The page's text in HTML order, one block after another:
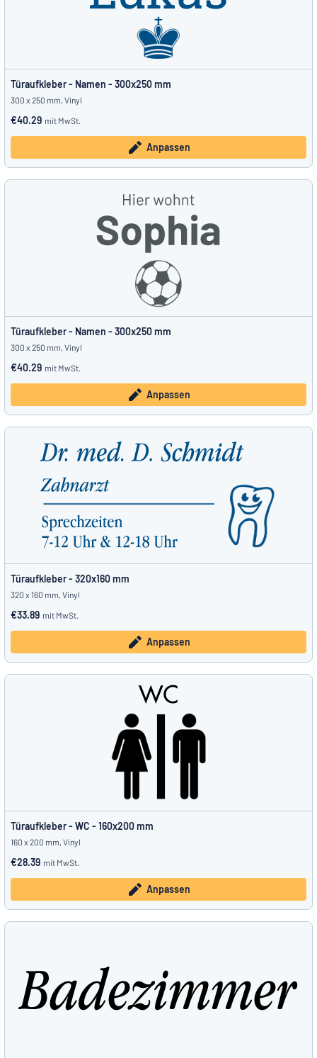
Türaufkleber - Namen - 300x250 mm
300 x 250 mm, Vinyl
€40.29 mit MwSt.
Anpassen
Türaufkleber - Namen - 300x250 mm
300 x 250 mm, Vinyl
€40.29 mit MwSt.
Anpassen
Türaufkleber - 320x160 mm
320 x 160 mm, Vinyl
€33.89 mit MwSt.
Anpassen
Türaufkleber - WC - 160x200 mm
160 x 200 mm, Vinyl
€28.39 mit MwSt.
Anpassen